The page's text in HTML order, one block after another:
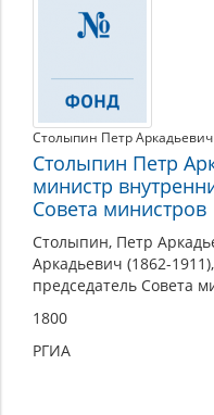
Столыпин Петр Аркадьевич
Столыпин Петр
министр
Совета министров
Столыпин, Петр
Аркадьевич (1862-
председатель Совета
1800
РГИА